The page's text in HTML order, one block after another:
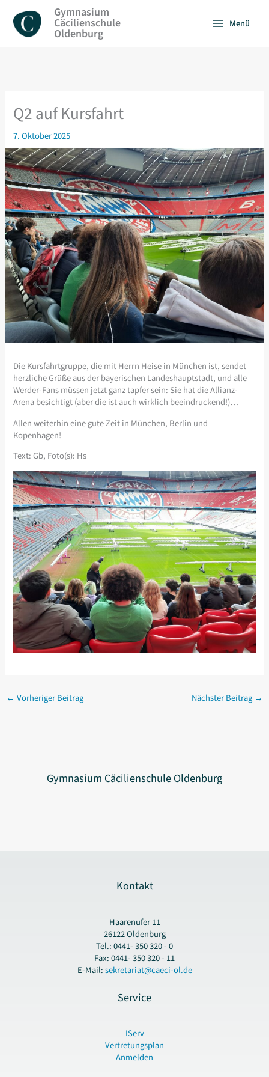
Inhalt
springen
Gymnasium
Cäcilienschule
Oldenburg
Menü
Q2 auf Kursfahrt
7. Oktober 2025
Die Kursfahrtgruppe, die mit Herrn Heise in München ist, sendet
herzliche Grüße aus der bayerischen Landeshauptstadt, und alle
Werder-Fans müssen jetzt ganz tapfer sein: Sie hat die Allianz-
Arena besichtigt (aber die ist auch wirklich beeindruckend!)…
Allen weiterhin eine gute Zeit in München, Berlin und
Kopenhagen!
Text: Gb, Foto(s): Hs
← Vorheriger Beitrag Nächster Beitrag →
Gymnasium Cäcilienschule Oldenburg
Kontakt
Haarenufer 11
26122 Oldenburg
Tel.: 0441- 350 320 - 0
Fax: 0441- 350 320 - 11
E-Mail:sekretariat@caeci-ol.de
Service
IServ
Vertretungsplan
Anmelden